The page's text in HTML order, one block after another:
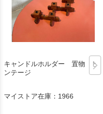
キャンドルホルダー 置物 ビ
ンテージ
マイストア在庫： 1966